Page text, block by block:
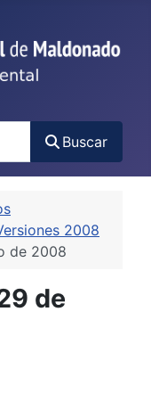
Buscar
2008
de 2008
de